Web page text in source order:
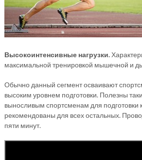
Высокоинтенсивные нагрузки.
максимальной тренировкой мышечной и
Обычно данный сегмент осваивают
высоким уровнем подготовки. Полезны
выносливым спортсменам для подготовки
рекомендованы для всех остальных.
пяти минут.